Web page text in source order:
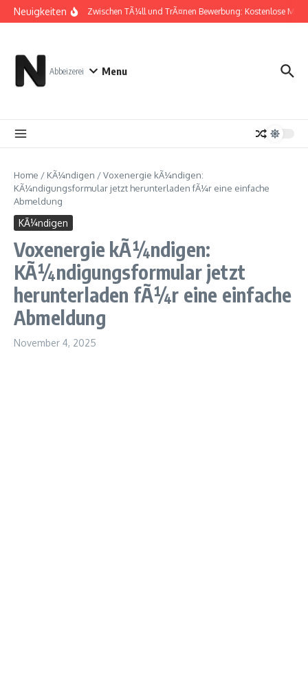
Zum Inhalt springen
Neuigkeiten Zwischen TÃ¼ll und TrÃ¤nen Bewerbung: Kostenlose
Abbeizerei Menu
Home / KÃ¼ndigen /Voxenergie kÃ¼ndigen:
KÃ¼ndigungsformular jetzt herunterladen fÃ¼r eine einfache
Abmeldung
KÃ¼ndigen
Voxenergie kÃ¼ndigen:
KÃ¼ndigungsformular jetzt
herunterladen fÃ¼r eine einfache
Abmeldung
November 4, 2025